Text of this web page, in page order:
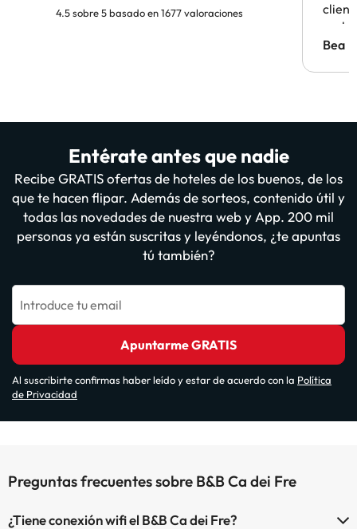
4.5 sobre 5 basado en 1677 valoraciones
Bea
Entérate antes que nadie
Recibe GRATIS ofertas de hoteles de los buenos, de los
que te hacen flipar. Además de sorteos, contenido útil y
todas las novedades de nuestra web y App. 200 mil
personas ya están suscritas y leyéndonos, ¿te apuntas
tú también?
Introduce tu email
Apuntarme GRATIS
Al suscribirte confirmas haber leído y estar de acuerdo con la Política
de Privacidad
Preguntas frecuentes sobre B&B Ca dei Fre
¿Tiene conexión wifi el B&B Ca dei Fre?